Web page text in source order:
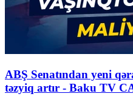
ABŞ Senatından yeni
təzyiq artır - Baku TV